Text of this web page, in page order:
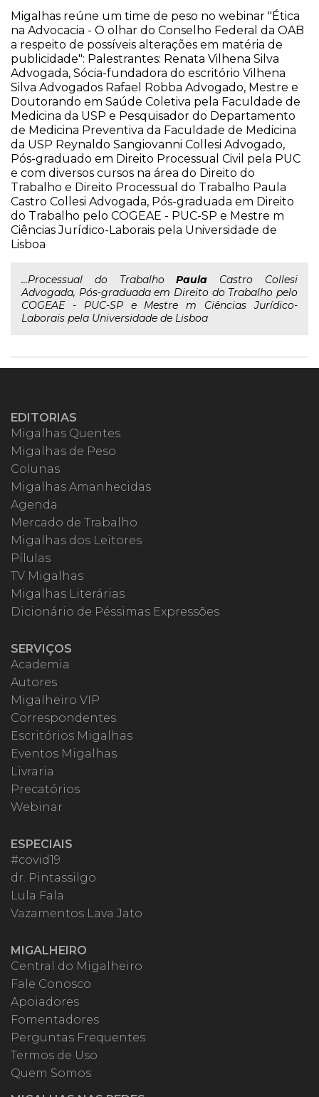
Migalhas reúne um time de peso no webinar "Ética
na Advocacia - O olhar do Conselho Federal da OAB
a respeito de possíveis alterações em matéria de
publicidade": Palestrantes: Renata Vilhena Silva
Advogada, Sócia-fundadora do escritório Vilhena
Silva Advogados Rafael Robba Advogado, Mestre e
Doutorando em Saúde Coletiva pela Faculdade de
Medicina da USP e Pesquisador do Departamento
de Medicina Preventiva da Faculdade de Medicina
da USP Reynaldo Sangiovanni Collesi Advogado,
Pós-graduado em Direito Processual Civil pela PUC
e com diversos cursos na área do Direito do
Trabalho e Direito Processual do Trabalho Paula
Castro Collesi Advogada, Pós-graduada em Direito
do Trabalho pelo COGEAE - PUC-SP e Mestre m
Ciências Jurídico-Laborais pela Universidade de
Lisboa
...Processual do TrabalhoPaula Castro Collesi
Advogada, Pós-graduada em Direito do Trabalho pelo
COGEAE - PUC-SP e Mestre m Ciências Jurídico-
Laborais pela Universidade de Lisboa
EDITORIAS
Migalhas Quentes
Migalhas de Peso
Colunas
Migalhas Amanhecidas
Agenda
Mercado de Trabalho
Migalhas dos Leitores
Pílulas
TV Migalhas
Migalhas Literárias
Dicionário de Péssimas Expressões
SERVIÇOS
Academia
Autores
Migalheiro VIP
Correspondentes
Escritórios Migalhas
Eventos Migalhas
Livraria
Precatórios
Webinar
ESPECIAIS
#covid19
dr. Pintassilgo
Lula Fala
Vazamentos Lava Jato
MIGALHEIRO
Central do Migalheiro
Fale Conosco
Apoiadores
Fomentadores
Perguntas Frequentes
Termos de Uso
Quem Somos